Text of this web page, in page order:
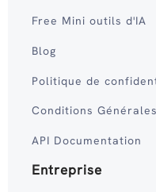
Free Mini outils d'IA
Blog
Politique de
Conditions Générales
API Documentation
Entreprise